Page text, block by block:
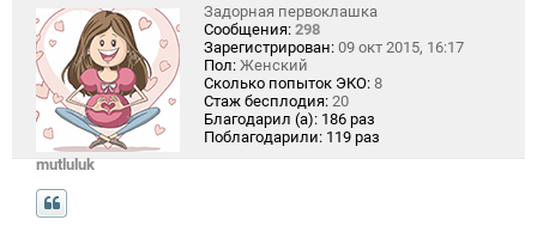
mutluluk
Задорная первоклашка
Сообщения: 298
Зарегистрирован: 09 окт 2015, 16:17
Пол: Женский
Сколько попыток ЭКО: 8
Стаж бесплодия: 20
Благодарил (а): 186 раз
Поблагодарили: 119 раз